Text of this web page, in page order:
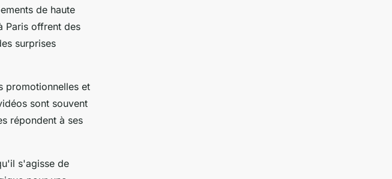
de haute
Paris offrent des
surprises
promotionnelles et
sont souvent
répondent à ses
s'agisse de